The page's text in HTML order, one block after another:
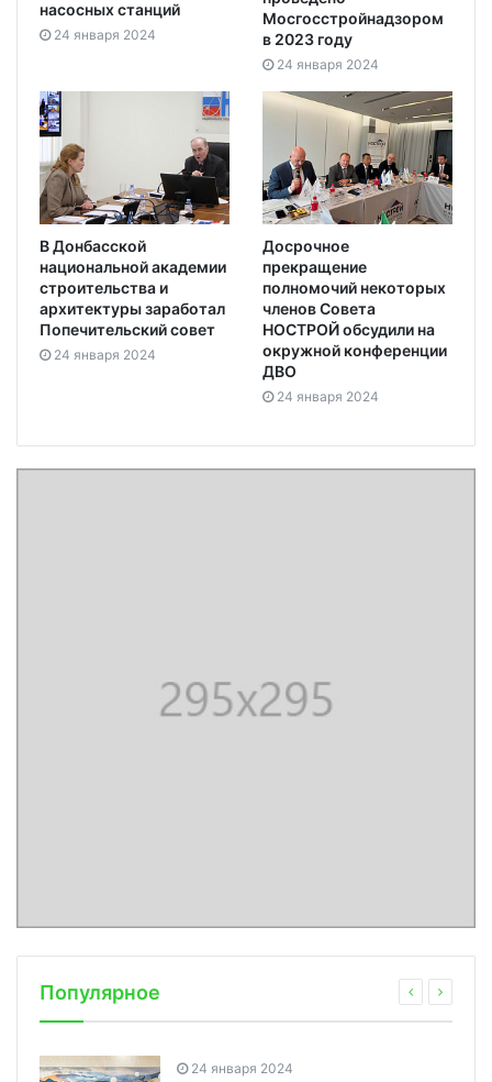
насосных станций
24 января 2024
Мосгосстройнадзором
в 2023 году
24 января 2024
В Донбасской
национальной академии
строительства и
архитектуры заработал
Попечительский совет
24 января 2024
Досрочное
прекращение
полномочий некоторых
членов Совета
НОСТРОЙ обсудили на
окружной конференции
ДВО
24 января 2024
Популярное
24 января 2024